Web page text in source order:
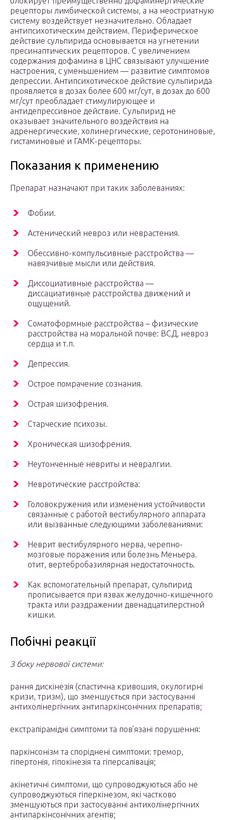
рецепторы лимбической системы, а на неостриатную
систему воздействует незначительно. Обладает
антипсихотическим действием. Периферическое
действие сульпирида основывается на угнетении
пресинаптических рецепторов. С увеличением
содержания дофамина в ЦНС связывают улучшение
настроения, с уменьшением — развитие симптомов
депрессии. Антипсихотическое действие сульпирида
проявляется в дозах более 600 мг/сут, в дозах до 600
мг/сут преобладает стимулирующее и
антидепрессивное действие. Cульпирид не
оказывает значительного воздействия на
адренергические, холинергические, серотониновые,
гистаминовые и ГАМК-рецепторы.
Показания к применению
Препарат назначают при таких заболеваниях:
Фобии.
Астенический невроз или неврастения.
Обессивно-компульсивные расстройства —
навязчивые мысли или действия.
Диссоциативные расстройства —
диссациативные расстройства движений и
ощущений.
Соматоформные расстройства – физические
расстройства на моральной почве: ВСД, невроз
сердца и т.п.
Депрессия.
Острое помрачение сознания.
Острая шизофрения.
Старческие психозы.
Хроническая шизофрения.
Неутонченные невриты и невралгии.
Невротические расстройства:
Головокружения или изменения устойчивости
связанные с работой вестибулярного аппарата
или вызванные следующими заболеваниями:
Неврит вестибулярного нерва, черепно-
мозговые поражения или болезнь Меньера.
отит, вертебробазилярная недостаточность.
Как вспомогательный препарат, сульпирид
прописывается при язвах желудочно-кишечного
тракта или раздражении двенадцатиперстной
кишки.
Побічні реакції
З боку нервової системи:
рання дискінезія (спастична кривошия, окулогирні
кризи, тризм), що зменшується при застосуванні
антихолінергічних антипаркінсонічних препаратів;
екстрапірамідні симптоми та пов’язані порушення:
паркінсонізм та споріднені симптоми: тремор,
гіпертонія, гіпокінезія та гіперсалівація;
акінетичні симптоми, що супроводжуються або не
супроводжуються гіперкінезом, які частково
зменшуються при застосуванні антихолінергічних
антипаркінсонічних агентів;